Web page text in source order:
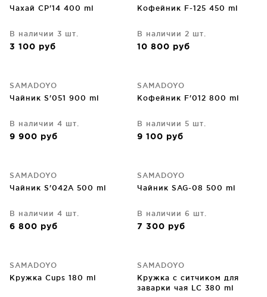
Чахай CP'14 400 ml
В наличии 3 шт.
3 100 руб
Кофейник F-125 450 ml
В наличии 2 шт.
10 800 руб
SAMADOYO
Чайник S'051 900 ml
В наличии 4 шт.
9 900 руб
SAMADOYO
Кофейник F'012 800 ml
В наличии 5 шт.
9 100 руб
SAMADOYO
Чайник S'042A 500 ml
В наличии 4 шт.
6 800 руб
SAMADOYO
Чайник SAG-08 500 ml
В наличии 6 шт.
7 300 руб
SAMADOYO
Кружка Cups 180 ml
SAMADOYO
Кружка с ситчиком для
заварки чая LC 380 ml